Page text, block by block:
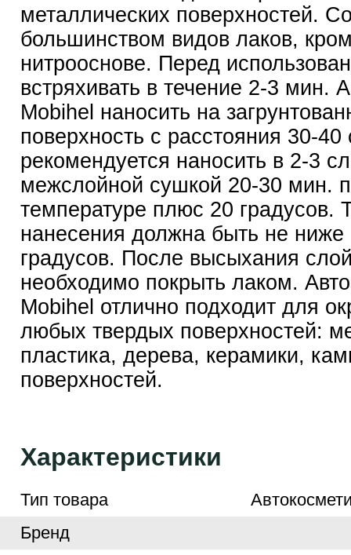
металлических поверхностей.
большинством видов лаков,
нитрооснове. Перед
встряхивать в течение 2-3 мин.
Mobihel наносить на
поверхность с расстояния 30-
рекомендуется наносить в 2-3
межслойной сушкой 20-30 мин.
температуре плюс 20 градусов.
нанесения должна быть не
градусов. После высыхания
необходимо покрыть лаком.
Mobihel отлично подходит для
любых твердых поверхностей:
пластика, дерева, керамики,
поверхностей.
Характеристики
Тип товара
Бренд